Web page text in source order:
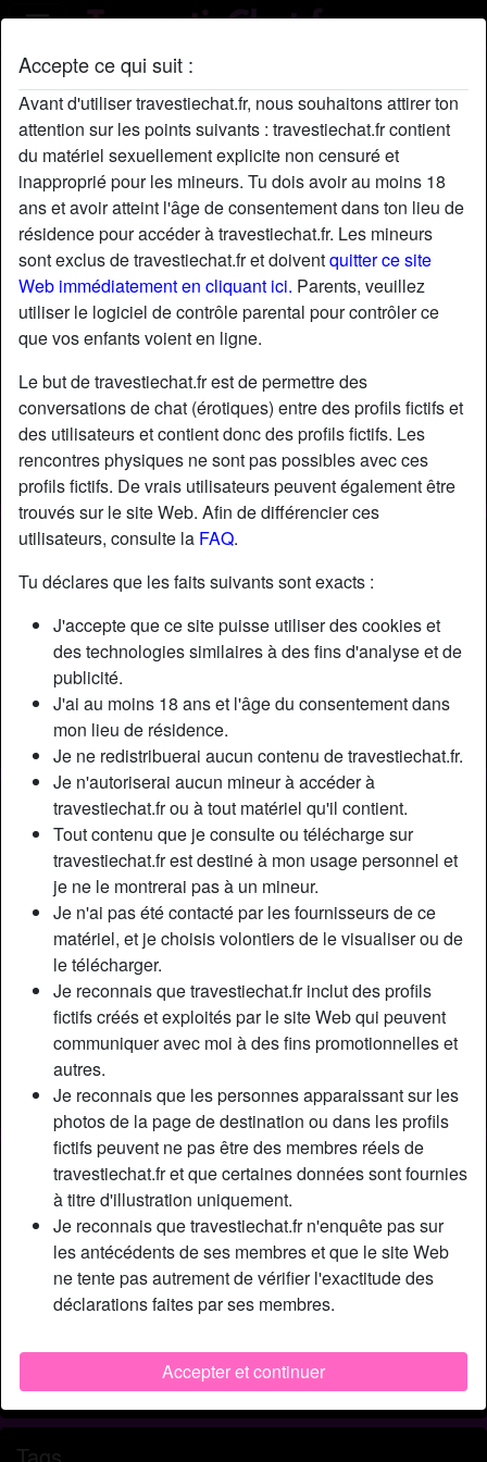
Accepte ce qui suit :
Avant d'utiliser travestiechat.fr, nous souhaitons attirer ton
attention sur les points suivants : travestiechat.fr contient
du matériel sexuellement explicite non censuré et
inapproprié pour les mineurs. Tu dois avoir au moins 18
ans et avoir atteint l'âge de consentement dans ton lieu de
résidence pour accéder à travestiechat.fr. Les mineurs
sont exclus de travestiechat.fr et doiventquitter ce site
Web immédiatement en cliquant ici. Parents, veuillez
utiliser le logiciel de contrôle parental pour contrôler ce
que vos enfants voient en ligne.
Le but de travestiechat.fr est de permettre des
conversations de chat (érotiques) entre des profils fictifs et
des utilisateurs et contient donc des profils fictifs. Les
rencontres physiques ne sont pas possibles avec ces
profils fictifs. De vrais utilisateurs peuvent également être
trouvés sur le site Web. Afin de différencier ces
utilisateurs, consulte la FAQ.
Tu déclares que les faits suivants sont exacts :
J'accepte que ce site puisse utiliser des cookies et
des technologies similaires à des fins d'analyse et de
publicité.
J'ai au moins 18 ans et l'âge du consentement dans
mon lieu de résidence.
Je ne redistribuerai aucun contenu de travestiechat.fr.
Je n'autoriserai aucun mineur à accéder à
travestiechat.fr ou à tout matériel qu'il contient.
Tout contenu que je consulte ou télécharge sur
travestiechat.fr est destiné à mon usage personnel et
je ne le montrerai pas à un mineur.
Je n'ai pas été contacté par les fournisseurs de ce
matériel, et je choisis volontiers de le visualiser ou de
le télécharger.
Je reconnais que travestiechat.fr inclut des profils
fictifs créés et exploités par le site Web qui peuvent
communiquer avec moi à des fins promotionnelles et
autres.
Je reconnais que les personnes apparaissant sur les
photos de la page de destination ou dans les profils
fictifs peuvent ne pas être des membres réels de
travestiechat.fr et que certaines données sont fournies
à titre d'illustration uniquement.
Je reconnais que travestiechat.fr n'enquête pas sur
les antécédents de ses membres et que le site Web
ne tente pas autrement de vérifier l'exactitude des
déclarations faites par ses membres.
Accepter et continuer
Profil de AdelineLaffitte
starAjouter chatDiscuter !
Nickname:
AdelineLaffitte
Âge:
32
Pays:
France
Département:
Oise
Sexe:
Transexuelle
Sexualité:
Relation:
Célibataire
Couleur des cheveux:
Blonde
Taille:
170 cm
Épilé(e):
Fumeur(euse):
Non
Description
Bonjour, Je suis une trans qui adore sucer. Je vous
propose de m'occuper de vous pour vous faire oublier votre
dure journée ! Je suce très bien et j'adore ça. Alors
n'hésitez pas à m'envoyer un petit message avec une
présentation. Personnes respectueuses seulement.
Cherche
N'a spécifié aucune préférence
Tags